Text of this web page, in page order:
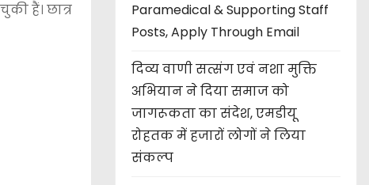
हैं। छात्र
Paramedical & Supporting Staff
Posts, Apply Through Email
दिव्य वाणी सत्संग एवं नशा मुक्ति
अभियान ने दिया समाज को
जागरूकता का संदेश, एमडीयू
रोहतक में हजारों लोगों ने लिया
संकल्प